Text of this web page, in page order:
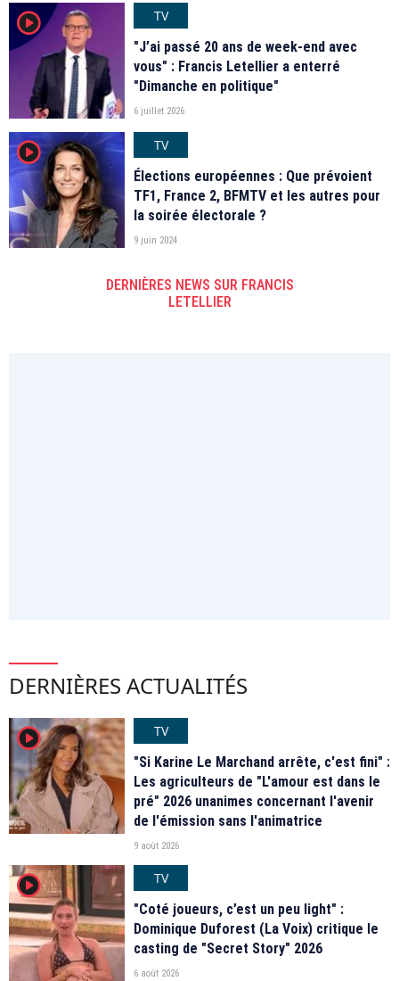
player2
TV
"J’ai passé 20 ans de week-end avec
vous" : Francis Letellier a enterré
"Dimanche en politique"
6 juillet 2026
player2
TV
Élections européennes : Que prévoient
TF1, France 2, BFMTV et les autres pour
la soirée électorale ?
9 juin 2024
DERNIÈRES NEWS SUR FRANCIS
LETELLIER
DERNIÈRES ACTUALITÉS
player2
TV
"Si Karine Le Marchand arrête, c'est fini" :
Les agriculteurs de "L'amour est dans le
pré" 2026 unanimes concernant l'avenir
de l'émission sans l'animatrice
9 août 2026
player2
TV
"Coté joueurs, c’est un peu light" :
Dominique Duforest (La Voix) critique le
casting de "Secret Story" 2026
6 août 2026